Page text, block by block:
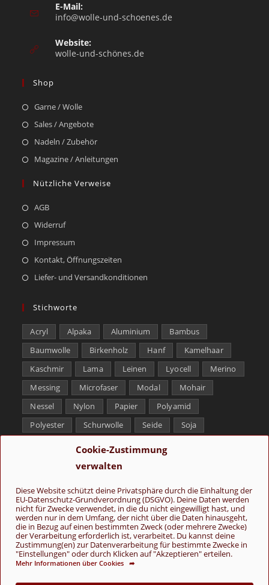
Cookie-Zustimmung
verwalten
Diese Website schützt deine Privatsphäre durch die Einhaltung der
EU-Datenschutz-Grundverordnung (DSGVO). Deine Daten werden
nicht für Zwecke verwendet, in die du nicht eingewilligt hast, und
werden nur in dem Umfang, der nicht über die Daten hinausgeht,
die in Bezug auf einen bestimmten Zweck (oder mehrere Zwecke)
der Verarbeitung erforderlich ist, verarbeitet. Du kannst deine
Zustimmung(en) zur Datenverarbeitung für bestimmte Zwecke in
"Einstellungen" oder durch Klicken auf "Akzeptieren" erteilen.
Mehr Informationen über Cookies ➦
E-Mail:
info@wolle-und-schoenes.de
Website:
wolle-und-schönes.de
Shop
Garne / Wolle
Sales / Angebote
Nadeln / Zubehör
Magazine / Anleitungen
Nützliche Verweise
AGB
Widerruf
Impressum
Kontakt, Öffnungszeiten
Liefer- und Versandkonditionen
Stichworte
Acryl Alpaka Aluminium
Bambus
Baumwolle
Birkenholz Hanf
Kamelhaar
Kaschmir
Lama Leinen Lyocell
Merino
Messing
Microfaser Modal
Mohair
Nessel
Nylon Papier
Polyamid
Polyester
Schurwolle Seide
Soja
Tencel
Yak
Folge uns